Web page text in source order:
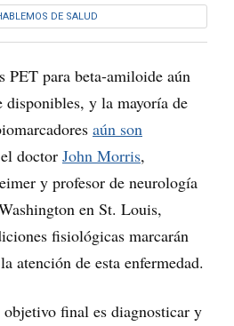
DE SALUD
PET para beta-amiloide aún
disponibles, y la mayoría de
aún son
doctor John Morris,
y profesor de neurología
en St. Louis,
fisiológicas marcarán
atención de esta enfermedad.
final es diagnosticar y